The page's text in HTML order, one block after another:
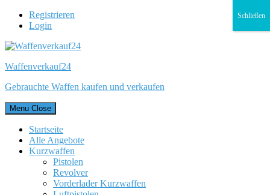
Registrieren
Login
Waffenverkauf24
Gebrauchte Waffen kaufen und verkaufen
Menu Close
Startseite
Alle Angebote
Kurzwaffen
Pistolen
Revolver
Vorderlader Kurzwaffen
Schließen